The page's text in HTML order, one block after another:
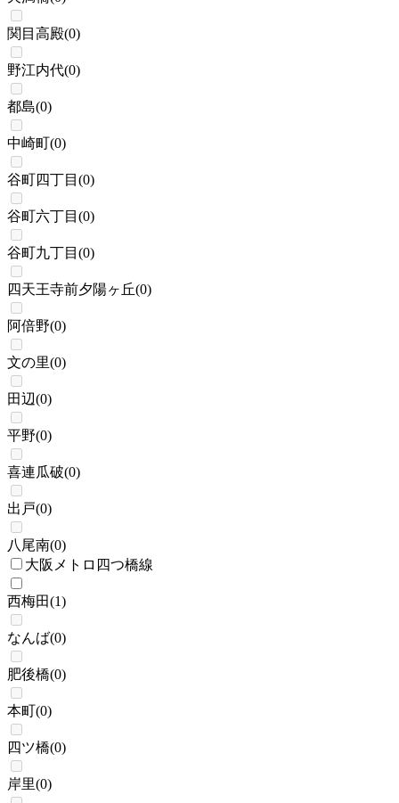
関目高殿(0)
野江内代(0)
都島(0)
中崎町(0)
谷町四丁目 (0)
谷町六丁目 (0)
谷町九丁目 (0)
四天王寺前夕陽ヶ丘(0)
阿倍野(0)
文の里(0)
田辺(0)
平野(0)
喜連瓜破(0)
出戸(0)
八尾南(0)
大阪メトロ四つ橋線
西梅田(1)
なんば(0)
肥後橋(0)
本町(0)
四ツ橋(0)
岸里(0)